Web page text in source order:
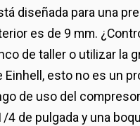
diseñada para una
es de 9 mm.
de taller o utilizar la
esto no es un
de uso del
de pulgada y una